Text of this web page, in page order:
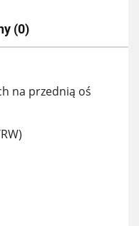
(0)
na przednią oś